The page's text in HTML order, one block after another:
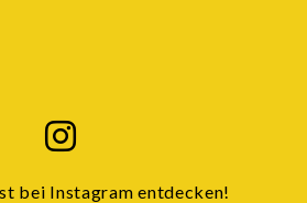
bei Instagram entdecken!